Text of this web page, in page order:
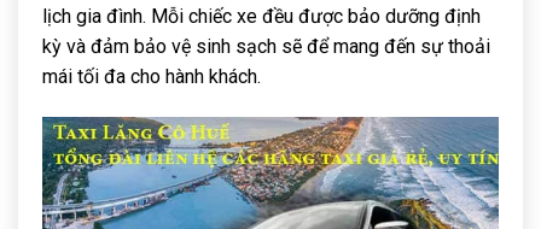
lịch gia đình. Mỗi chiếc xe đều được bảo dưỡng định
kỳ và đảm bảo vệ sinh sạch sẽ để mang đến sự thoải
mái tối đa cho hành khách.